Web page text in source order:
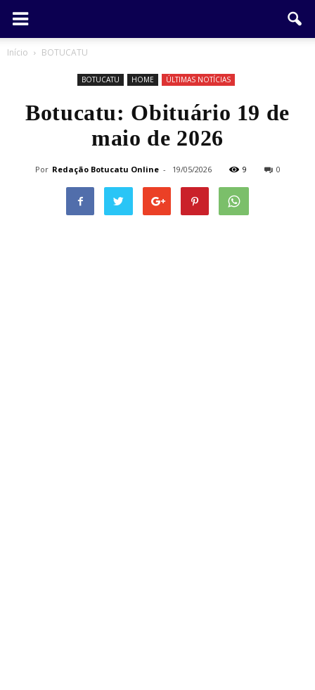
Início BOTUCATU
BOTUCATU HOME ÚLTIMAS NOTÍCIAS
Botucatu: Obituário 19 de
maio de 2026
Por Redação Botucatu Online - 19/05/2026 9 0